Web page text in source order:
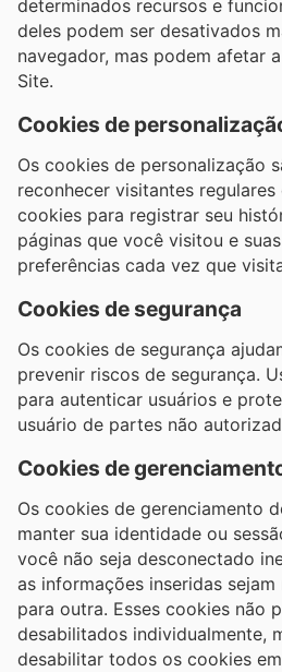
determinados recursos e
deles podem ser desativados
navegador, mas podem afetar
Site.
Cookies de
Os cookies de personalização
reconhecer visitantes
cookies para registrar seu
páginas que você visitou e
preferências cada vez que
Cookies de segurança
Os cookies de segurança
prevenir riscos de segurança.
para autenticar usuários e
usuário de partes não
Cookies de
Os cookies de gerenciamento
manter sua identidade ou
você não seja desconectado
as informações inseridas
para outra. Esses cookies não
desabilitados individualmente,
desabilitar todos os cookies